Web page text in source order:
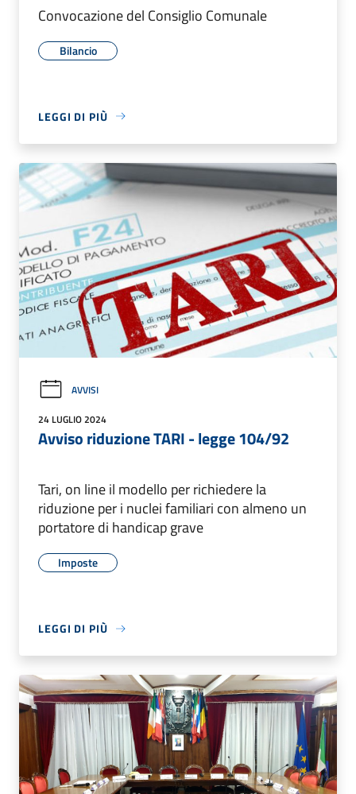
Convocazione del Consiglio Comunale
Bilancio
LEGGI DI PIÙ
AVVISI
24 LUGLIO 2024
Avviso riduzione TARI - legge 104/92
Tari, on line il modello per richiedere la
riduzione per i nuclei familiari con almeno un
portatore di handicap grave
Imposte
LEGGI DI PIÙ